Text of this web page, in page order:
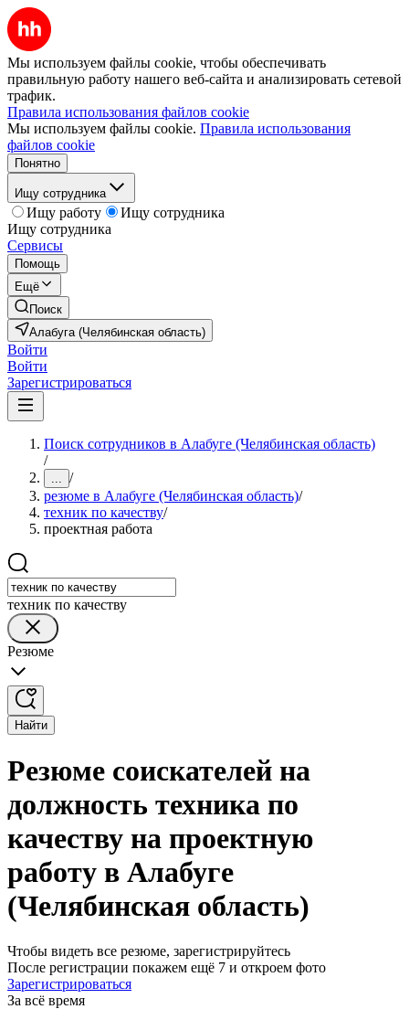
Мы используем файлы cookie, чтобы обеспечивать
правильную работу нашего веб-сайта и анализировать сетевой
трафик.
Правила использования файлов cookie
Мы используем файлы cookie. Правила использования
файлов cookie
Понятно
Ищу сотрудника
Ищу работу
Ищу сотрудника
Ищу сотрудника
Сервисы
Помощь
Ещё
Поиск
Алабуга (Челябинская область)
Войти
Войти
Зарегистрироваться
Поиск сотрудников в Алабуге (Челябинская область)
/
... /
резюме в Алабуге (Челябинская область)/
техник по качеству/
проектная работа
техник по качеству
Резюме
Найти
Резюме соискателей на
должность техника по
качеству на проектную
работу в Алабуге
(Челябинская область)
Чтобы видеть все резюме, зарегистрируйтесь
После регистрации покажем ещё 7 и откроем фото
Зарегистрироваться
За всё время